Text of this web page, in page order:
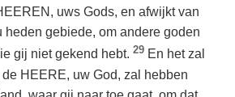
uws Gods, en afwijkt van
heden gebiede, om andere goden
gij niet gekend hebt. 29 En het zal
HEERE, uw God, zal hebben